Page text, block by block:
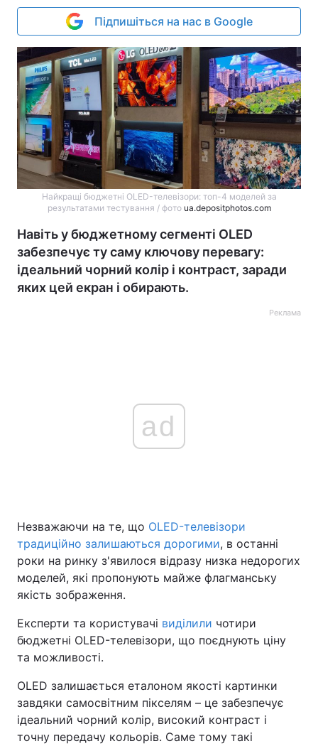
Підпишіться на нас в Google
Найкращі бюджетні OLED-телевізори: топ-4 моделей за
результатами тестування / фото ua.depositphotos.com
Навіть у бюджетному сегменті OLED
забезпечує ту саму ключову перевагу:
ідеальний чорний колір і контраст, заради
яких цей екран і обирають.
Реклама
ad
Незважаючи на те, що OLED-телевізори
традиційно залишаються дорогими, в останні
роки на ринку з'явилося відразу низка недорогих
моделей, які пропонують майже флагманську
якість зображення.
Експерти та користувачі виділили чотири
бюджетні OLED-телевізори, що поєднують ціну
та можливості.
OLED залишається еталоном якості картинки
завдяки самосвітним пікселям – це забезпечує
ідеальний чорний колір, високий контраст і
точну передачу кольорів. Саме тому такі